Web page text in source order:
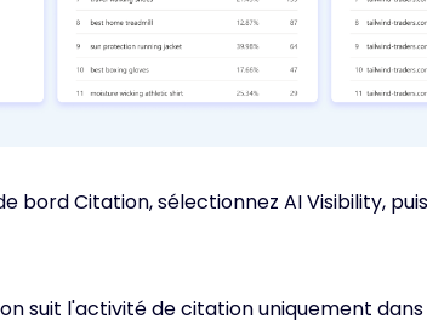
bord Citation, sélectionnez AI Visibility,
suit l'activité de citation uniquement